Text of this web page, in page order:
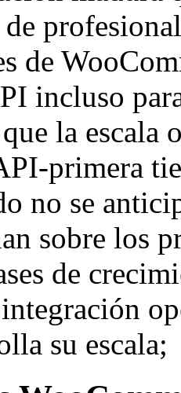
de
incluso
la escala
primera
no se
sobre los
de
su escala;